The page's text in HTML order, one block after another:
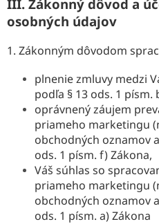
III. Zákonný dôvod a
osobných údajov
1. Zákonným dôvodom
plnenie zmluvy medzi
podľa § 13 ods. 1 písm.
oprávnený záujem
priameho marketingu
obchodných oznamov
ods. 1 písm. f) Zákona,
Váš súhlas so
priameho marketingu
obchodných oznamov
ods. 1 písm. a) Zákona